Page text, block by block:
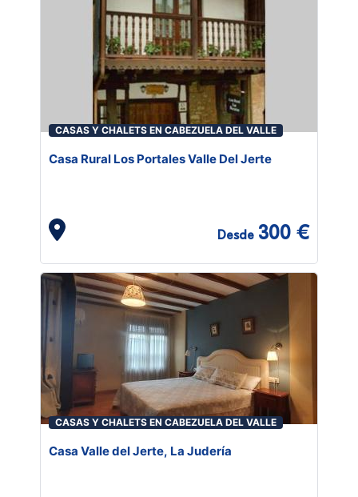
CASAS Y CHALETS EN CABEZUELA DEL VALLE
Casa Rural Los Portales Valle Del Jerte
Desde 300 €
CASAS Y CHALETS EN CABEZUELA DEL VALLE
Casa Valle del Jerte, La Judería